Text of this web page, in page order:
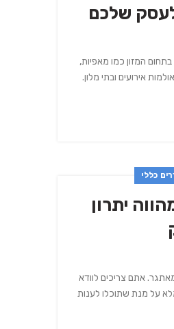
שלכם
המזון כמו מאפיות,
אירועים ובתי מלון.
כללי
יתרון
אתם צריכים לוודא
על מנת שתוכלו לענות